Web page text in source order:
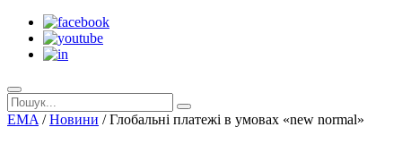
EMA /Новини /Глобальні платежі в умовах «new normal»